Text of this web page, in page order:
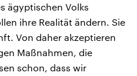
ägyptischen Volks
ihre Realität ändern. Sie
Von daher akzeptieren
Maßnahmen, die
schon, dass wir